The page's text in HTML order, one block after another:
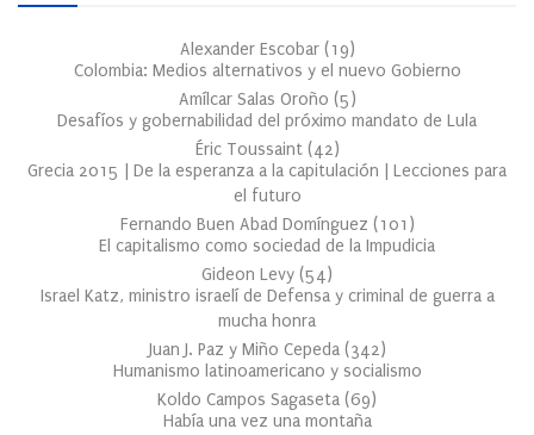
Alexander Escobar (19)
Colombia: Medios alternativos y el nuevo Gobierno
Amílcar Salas Oroño (5)
Desafíos y gobernabilidad del próximo mandato de Lula
Éric Toussaint (42)
Grecia 2015 | De la esperanza a la capitulación | Lecciones para
el futuro
Fernando Buen Abad Domínguez (101 )
El capitalismo como sociedad de la Impudicia
Gideon Levy (54)
Israel Katz, ministro israelí de Defensa y criminal de guerra a
mucha honra
Juan J. Paz y Miño Cepeda (342)
Humanismo latinoamericano y socialismo
Koldo Campos Sagaseta (69)
Había una vez una montaña